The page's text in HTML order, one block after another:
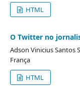
HTML
O Twitter no
Adson Vinicius Santos
França
HTML